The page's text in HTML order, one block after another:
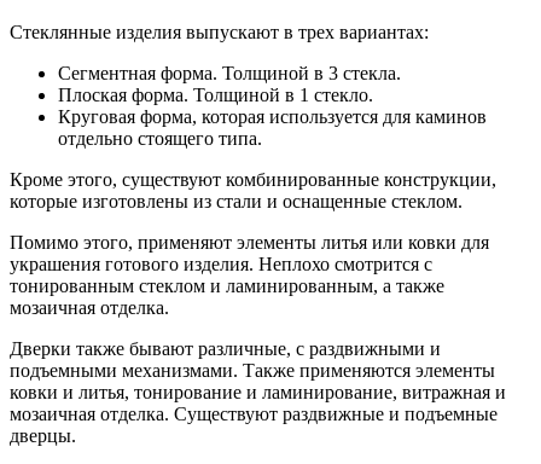
Стеклянные изделия выпускают в трех вариантах:
Сегментная форма. Толщиной в 3 стекла.
Плоская форма. Толщиной в 1 стекло.
Круговая форма, которая используется для каминов
отдельно стоящего типа.
Кроме этого, существуют комбинированные конструкции,
которые изготовлены из стали и оснащенные стеклом.
Помимо этого, применяют элементы литья или ковки для
украшения готового изделия. Неплохо смотрится с
тонированным стеклом и ламинированным, а также
мозаичная отделка.
Дверки также бывают различные, с раздвижными и
подъемными механизмами. Также применяются элементы
ковки и литья, тонирование и ламинирование, витражная и
мозаичная отделка. Существуют раздвижные и подъемные
дверцы.